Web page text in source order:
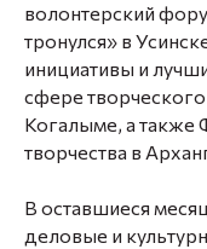
волонтерский
тронулся» в
инициативы и
сфере
Когалыме, а также
творчества в
В оставшиеся
деловые и